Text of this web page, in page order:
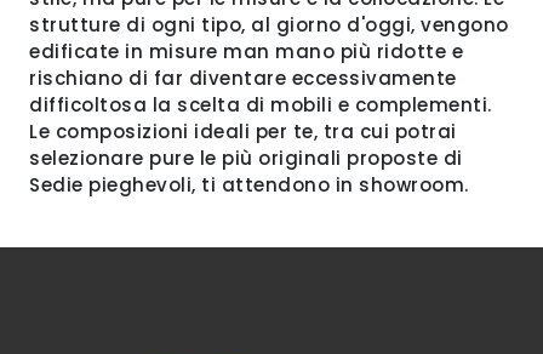
strutture di ogni tipo, al giorno d'oggi, vengono
edificate in misure man mano più ridotte e
rischiano di far diventare eccessivamente
difficoltosa la scelta di mobili e complementi.
Le composizioni ideali per te, tra cui potrai
selezionare pure le più originali proposte di
Sedie pieghevoli, ti attendono in showroom.